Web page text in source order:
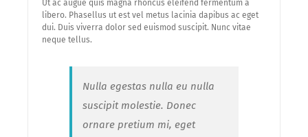
Ut ac augue quis magna rhoncus eleifend fermentum a
libero. Phasellus ut est vel metus lacinia dapibus ac eget
dui. Duis viverra dolor sed euismod suscipit. Nunc vitae
neque tellus.
Nulla egestas nulla eu nulla
suscipit molestie. Donec
ornare pretium mi, eget